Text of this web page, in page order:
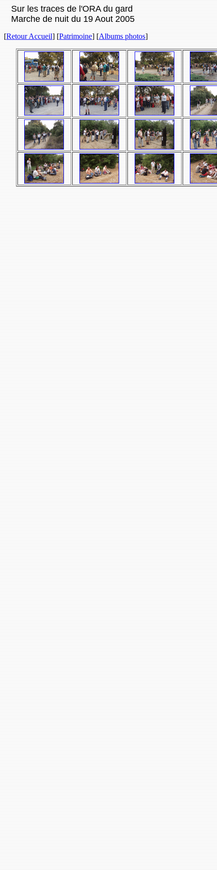
Sur les traces de l'ORA du gard
Marche de nuit du 19 Aout 2005
[Retour Accueil] [Patrimoine] [Albums photos]